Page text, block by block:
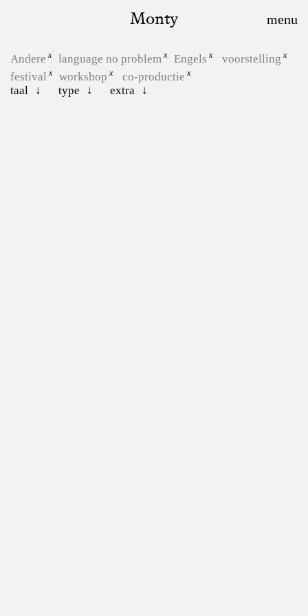
Monty
Andere language no problem Engels
voorstelling
festival
workshop
co-productie
taal
type extra